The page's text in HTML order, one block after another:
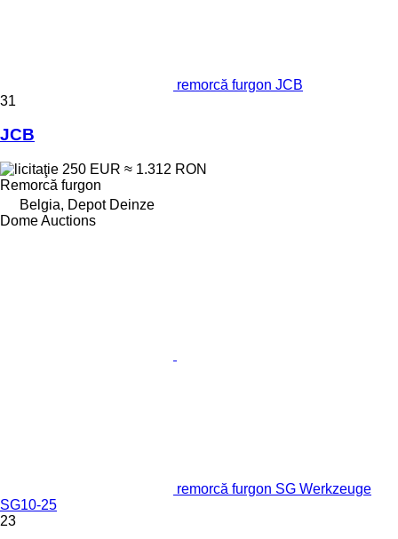
remorcă furgon JCB
31
JCB
250 EUR ≈ 1.312 RON
Remorcă furgon
Belgia, Depot Deinze
Dome Auctions
remorcă furgon SG Werkzeuge
SG10-25
23